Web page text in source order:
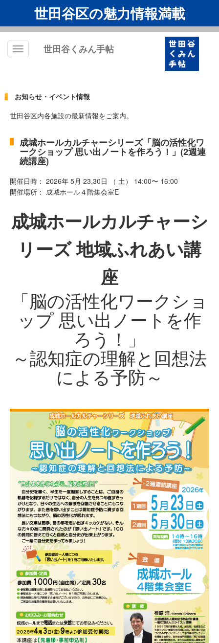
世田谷区の魅力情報満載
Toggle
世田谷くみん手帖
お知らせ・イベント情報
世田谷区内各施設の最新情報をご案内。
成城ホールカルチャーシリーズ「脳の活性化ワ
ークショップ 思い出ノートを作ろう！」(2週連
続講座)
開催日時： 2026年 5月 23,30日 （ 土） 14:00〜 16:00
開催場所： 成城ホール４階集会室E
成城ホールカルチャーシ
リーズ 地域ふれあい講
座
「脳の活性化ワークショ
ップ 思い出ノートを作
ろう！」
～認知症の理解と回想法
による予防～